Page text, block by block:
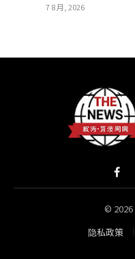
7 8 月, 2026
© 2026
隐私政策